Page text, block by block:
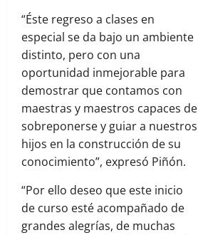
“Éste regreso a clases en
especial se da bajo un ambiente
distinto, pero con una
oportunidad inmejorable para
demostrar que contamos con
maestras y maestros capaces de
sobreponerse y guiar a nuestros
hijos en la construcción de su
conocimiento”, expresó Piñón.
“Por ello deseo que este inicio
de curso esté acompañado de
grandes alegrías, de muchas